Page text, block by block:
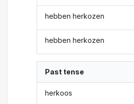
hebben herkozen
hebben herkozen
Past tense
herkoos